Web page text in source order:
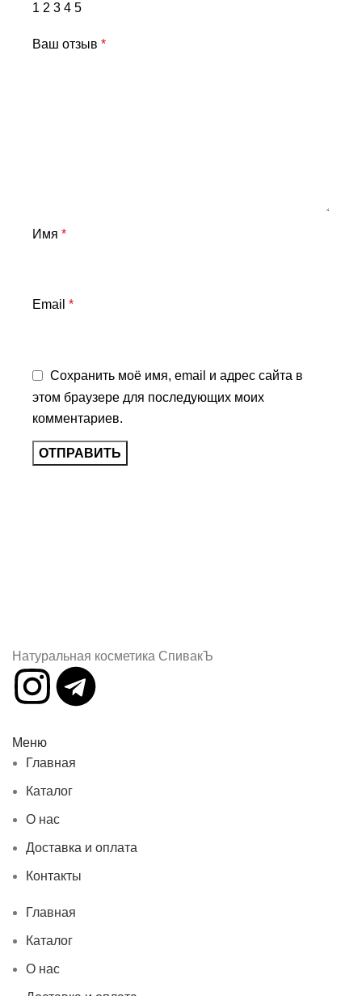
1 2 3 4 5
Ваш отзыв *
Имя *
Email *
Сохранить моё имя, email и адрес сайта в
этом браузере для последующих моих
комментариев.
Натуральная косметика СпивакЪ
Меню
Главная
Каталог
О нас
Доставка и оплата
Контакты
Главная
Каталог
О нас